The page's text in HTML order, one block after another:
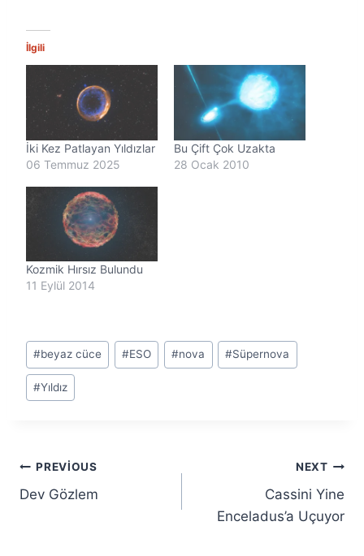
n
o
İlgili
İki Kez Patlayan Yıldızlar
06 Temmuz 2025
Bu Çift Çok Uzakta
28 Ocak 2010
Kozmik Hırsız Bulundu
11 Eylül 2014
Post
Tags:
#beyaz cüce #ESO #nova #Süpernova
#Yıldız
Yazı
gezinmesi
PREVIOUS
Dev Gözlem
NEXT
Cassini Yine
Enceladus’a Uçuyor